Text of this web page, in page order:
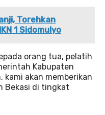
Torehkan
1 Sidomulyo
orang tua, pelatih
Kabupaten
kami akan memberikan
Bekasi di tingkat